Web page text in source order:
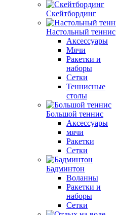
Скейтбординг
Настольный теннис
Аксессуары
Мячи
Ракетки и
наборы
Сетки
Теннисные
столы
Большой теннис
Аксессуары
мячи
Ракетки
Сетки
Бадминтон
Воланны
Ракетки и
наборы
Сетки